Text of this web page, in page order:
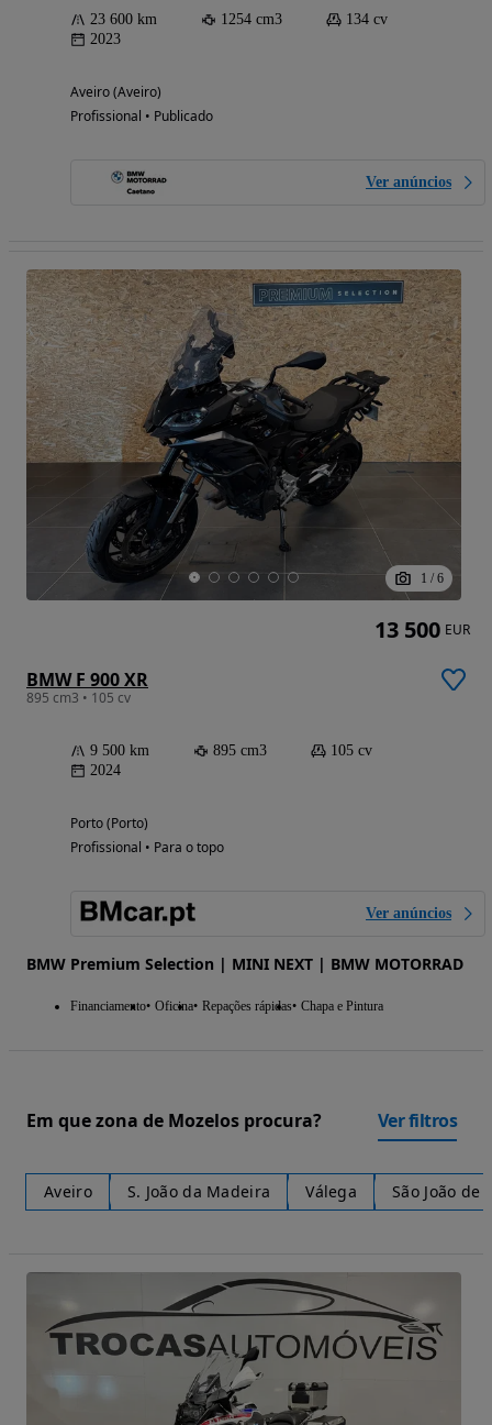
23 600 km 1254 cm3
134 cv
2023
Aveiro (Aveiro)
Profissional • Publicado
Ver anúncios
1 / 6
BMW F 900 XR
895 cm3 • 105 cv
9 500 km 895 cm3
105 cv
2024
Porto (Porto)
Profissional • Para o topo
Ver anúncios
BMW Premium Selection | MINI NEXT | BMW MOTORRAD
Financiamento Oficina Repações rápidas Chapa e Pintura
13 500 EUR
Em que zona de Mozelos procura? Ver filtros
Aveiro S. João da Madeira Válega São João de